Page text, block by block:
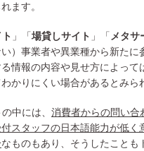
ます。
」「場貸しサイト 」「 メタサ
）事業者や異業種から新た
情報の内容や見せ方によっ
かりにくい場合があるとみら
の中には、 消費者からの問い合
スタッフの日本語能力が低
なものもあり、そうしたこと